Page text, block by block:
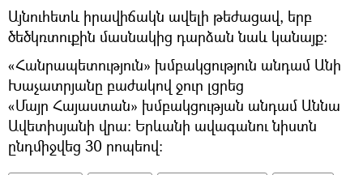
Այնուհետև իրավիճակն ավելի թեժացավ, երբ
ծեծկռտուքին մասնակից դարձան նաև կանայք։
«Հանրապետություն» խմբակցություն անդամ Անի
Խաչատրյանը բաժակով ջուր լցրեց
«Մայր Հայաստան» խմբակցության անդամ Աննա
Ավետիսյանի վրա։ Երևանի ավագանու նիստն
ընդմիջվեց 30 րոպեով։